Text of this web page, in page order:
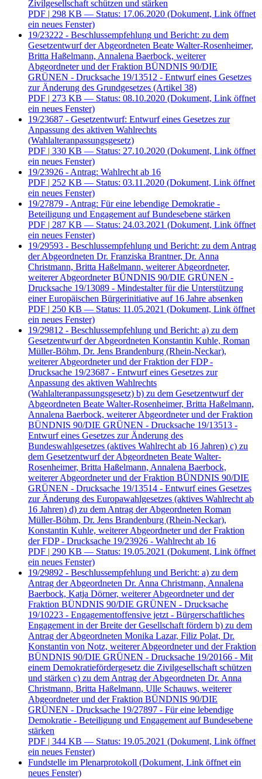
Zivilgesellschaft schützen und stärken
PDF | 298 KB — Status: 17.06.2020 (Dokument, Link öffnet
ein neues Fenster)
19/23222 - Beschlussempfehlung und Bericht: zu dem
Gesetzentwurf der Abgeordneten Beate Walter-Rosenheimer,
Britta Haßelmann, Annalena Baerbock, weiterer
Abgeordneter und der Fraktion BÜNDNIS 90/DIE
GRÜNEN - Drucksache 19/13512 - Entwurf eines Gesetzes
zur Änderung des Grundgesetzes (Artikel 38)
PDF | 273 KB — Status: 08.10.2020 (Dokument, Link öffnet
ein neues Fenster)
19/23687 - Gesetzentwurf: Entwurf eines Gesetzes zur
Anpassung des aktiven Wahlrechts
(Wahlalteranpassungsgesetz)
PDF | 330 KB — Status: 27.10.2020 (Dokument, Link öffnet
ein neues Fenster)
19/23926 - Antrag: Wahlrecht ab 16
PDF | 252 KB — Status: 03.11.2020 (Dokument, Link öffnet
ein neues Fenster)
19/27879 - Antrag: Für eine lebendige Demokratie -
Beteiligung und Engagement auf Bundesebene stärken
PDF | 287 KB — Status: 24.03.2021 (Dokument, Link öffnet
ein neues Fenster)
19/29593 - Beschlussempfehlung und Bericht: zu dem Antrag
der Abgeordneten Dr. Franziska Brantner, Dr. Anna
Christmann, Britta Haßelmann, weiterer Abgeordneter,
weiterer Abgeordneter BÜNDNIS 90/DIE GRÜNEN -
Drucksache 19/13089 - Mindestalter für die Unterstützung
einer Europäischen Bürgerinitiative auf 16 Jahre absenken
PDF | 250 KB — Status: 11.05.2021 (Dokument, Link öffnet
ein neues Fenster)
19/29812 - Beschlussempfehlung und Bericht: a) zu dem
Gesetzentwurf der Abgeordneten Konstantin Kuhle, Roman
Müller-Böhm, Dr. Jens Brandenburg (Rhein-Neckar),
weiterer Abgeordneter und der Fraktion der FDP -
Drucksache 19/23687 - Entwurf eines Gesetzes zur
Anpassung des aktiven Wahlrechts
(Wahlalteranpassungsgesetz) b) zu dem Gesetzentwurf der
Abgeordneten Beate Walter-Rosenheimer, Britta Haßelmann,
Annalena Baerbock, weiterer Abgeordneter und der Fraktion
BÜNDNIS 90/DIE GRÜNEN - Drucksache 19/13513 -
Entwurf eines Gesetzes zur Änderung des
Bundeswahlgesetzes (aktives Wahlrecht ab 16 Jahren) c) zu
dem Gesetzentwurf der Abgeordneten Beate Walter-
Rosenheimer, Britta Haßelmann, Annalena Baerbock,
weiterer Abgeordneter und der Fraktion BÜNDNIS 90/DIE
GRÜNEN - Drucksache 19/13514 - Entwurf eines Gesetzes
zur Änderung des Europawahlgesetzes (aktives Wahlrecht ab
16 Jahren) d) zu dem Antrag der Abgeordneten Roman
Müller-Böhm, Dr. Jens Brandenburg (Rhein-Neckar),
Konstantin Kuhle, weiterer Abgeordneter und der Fraktion
der FDP - Drucksache 19/23926 - Wahlrecht ab 16
PDF | 290 KB — Status: 19.05.2021 (Dokument, Link öffnet
ein neues Fenster)
19/29892 - Beschlussempfehlung und Bericht: a) zu dem
Antrag der Abgeordneten Dr. Anna Christmann, Annalena
Baerbock, Katja Dörner, weiterer Abgeordneter und der
Fraktion BÜNDNIS 90/DIE GRÜNEN - Drucksache
19/10223 - Engagementoffensive jetzt - Bürgerschaftliches
Engagement in der Breite der Gesellschaft fördern b) zu dem
Antrag der Abgeordneten Monika Lazar, Filiz Polat, Dr.
Konstantin von Notz, weiterer Abgeordneter und der Fraktion
BÜNDNIS 90/DIE GRÜNEN - Drucksache 19/20166 - Mit
einem Demokratiefördergesetz die Zivilgesellschaft schützen
und stärken c) zu dem Antrag der Abgeordneten Dr. Anna
Christmann, Britta Haßelmann, Ulle Schauws, weiterer
Abgeordneter und der Fraktion BÜNDNIS 90/DIE
GRÜNEN - Drucksache 19/27897 - Für eine lebendige
Demokratie - Beteiligung und Engagement auf Bundesebene
stärken
PDF | 344 KB — Status: 19.05.2021 (Dokument, Link öffnet
ein neues Fenster)
Fundstelle im Plenarprotokoll (Dokument, Link öffnet ein
neues Fenster)